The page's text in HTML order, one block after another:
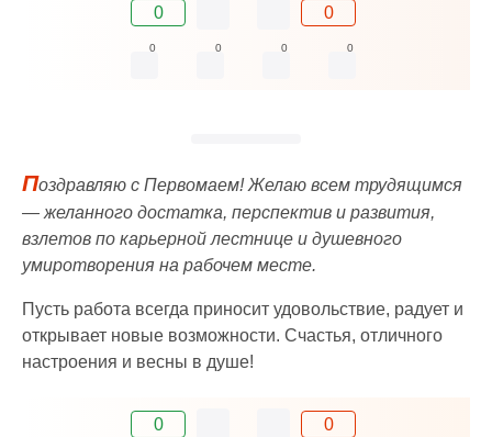
0 0
0 0 0 0
Поздравляю с Первомаем! Желаю всем трудящимся
— желанного достатка, перспектив и развития,
взлетов по карьерной лестнице и душевного
умиротворения на рабочем месте.
Пусть работа всегда приносит удовольствие, радует и
открывает новые возможности. Счастья, отличного
настроения и весны в душе!
0 0